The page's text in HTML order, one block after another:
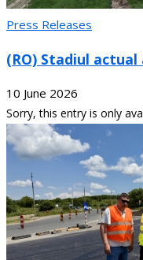
Press Releases
(RO) Stadiul
10 June 2026
Sorry, this entry is only